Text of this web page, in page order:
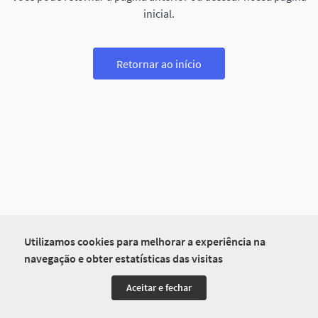
Utilizamos cookies para melhorar a experiência na
navegação e obter estatísticas das visitas
Aceitar e fechar
inicial.
Retornar ao início